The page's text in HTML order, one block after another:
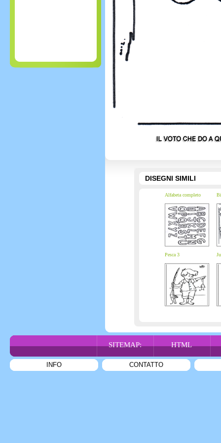
DISEGNI SIMILI
Alfabeta completo
Pesca 3
SITEMAP: HTML
INFO CONTATTO